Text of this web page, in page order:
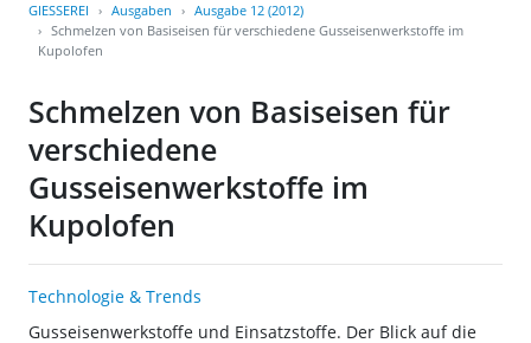
GIESSEREI Ausgaben
Ausgabe 12 (2012)
Schmelzen von Basiseisen für verschiedene Gusseisenwerkstoffe im
Kupolofen
Schmelzen von Basiseisen für
verschiedene
Gusseisenwerkstoffe im
Kupolofen
Technologie & Trends
Gusseisenwerkstoffe und Einsatzstoffe. Der Blick auf die